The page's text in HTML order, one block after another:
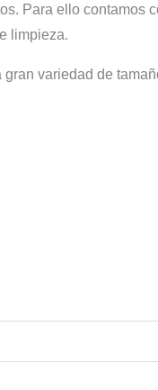
Para ello contamos
limpieza.
variedad de